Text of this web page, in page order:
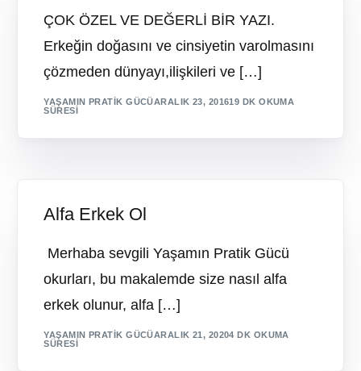
ÇOK ÖZEL VE DEĞERLİ BİR YAZI.
Erkeğin doğasını ve cinsiyetin varolmasını
çözmeden dünyayı,ilişkileri ve […]
YAŞAMIN PRATIK GÜCÜARALIK 23, 201619 DK OKUMA
SÜRESI
Alfa Erkek Ol
Merhaba sevgili Yaşamın Pratik Gücü
okurları, bu makalemde size nasıl alfa
erkek olunur, alfa […]
YAŞAMIN PRATIK GÜCÜARALIK 21, 20204 DK OKUMA
SÜRESI